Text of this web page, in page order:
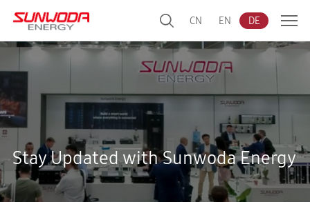
CN EN DE
Stay Updated with Sunwoda Energy